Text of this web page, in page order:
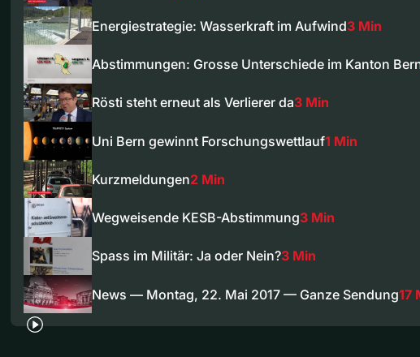
Energiestrategie: Wasserkraft im Aufwind3 Min
Abstimmungen: Grosse Unterschiede im Kanton
Rösti steht erneut als Verlierer da3 Min
Uni Bern gewinnt Forschungswettlauf1 Min
Kurzmeldungen2 Min
Wegweisende KESB-Abstimmung3 Min
Spass im Militär: Ja oder Nein?3 Min
News — Montag, 22. Mai 2017 — Ganze Sendung17